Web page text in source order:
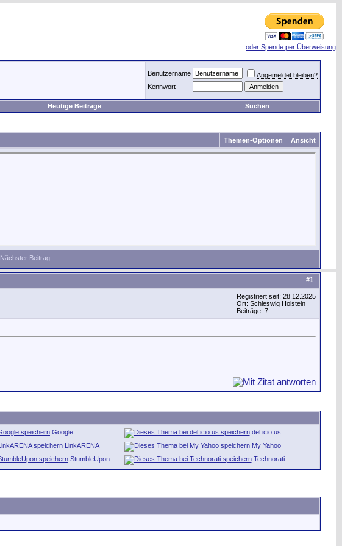
oder Spende per Überweisung
Benutzername
Angemeldet bleiben?
Kennwort
Heutige Beiträge Suchen
Themen-Optionen Ansicht
Nächster Beitrag
#1
Registriert seit: 28.12.2025
Ort: Schleswig Holstein
Beiträge: 7
Google
del.icio.us
LinkARENA
My Yahoo
StumbleUpon Technorati